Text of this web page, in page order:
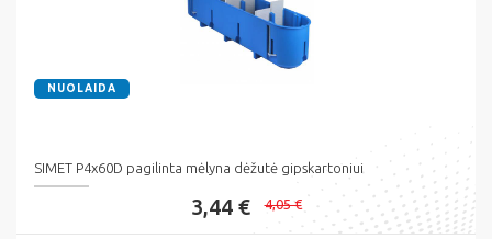
NUOLAIDA
SIMET P4x60D pagilinta mėlyna dėžutė gipskartoniui
3,44 € 4,05 €